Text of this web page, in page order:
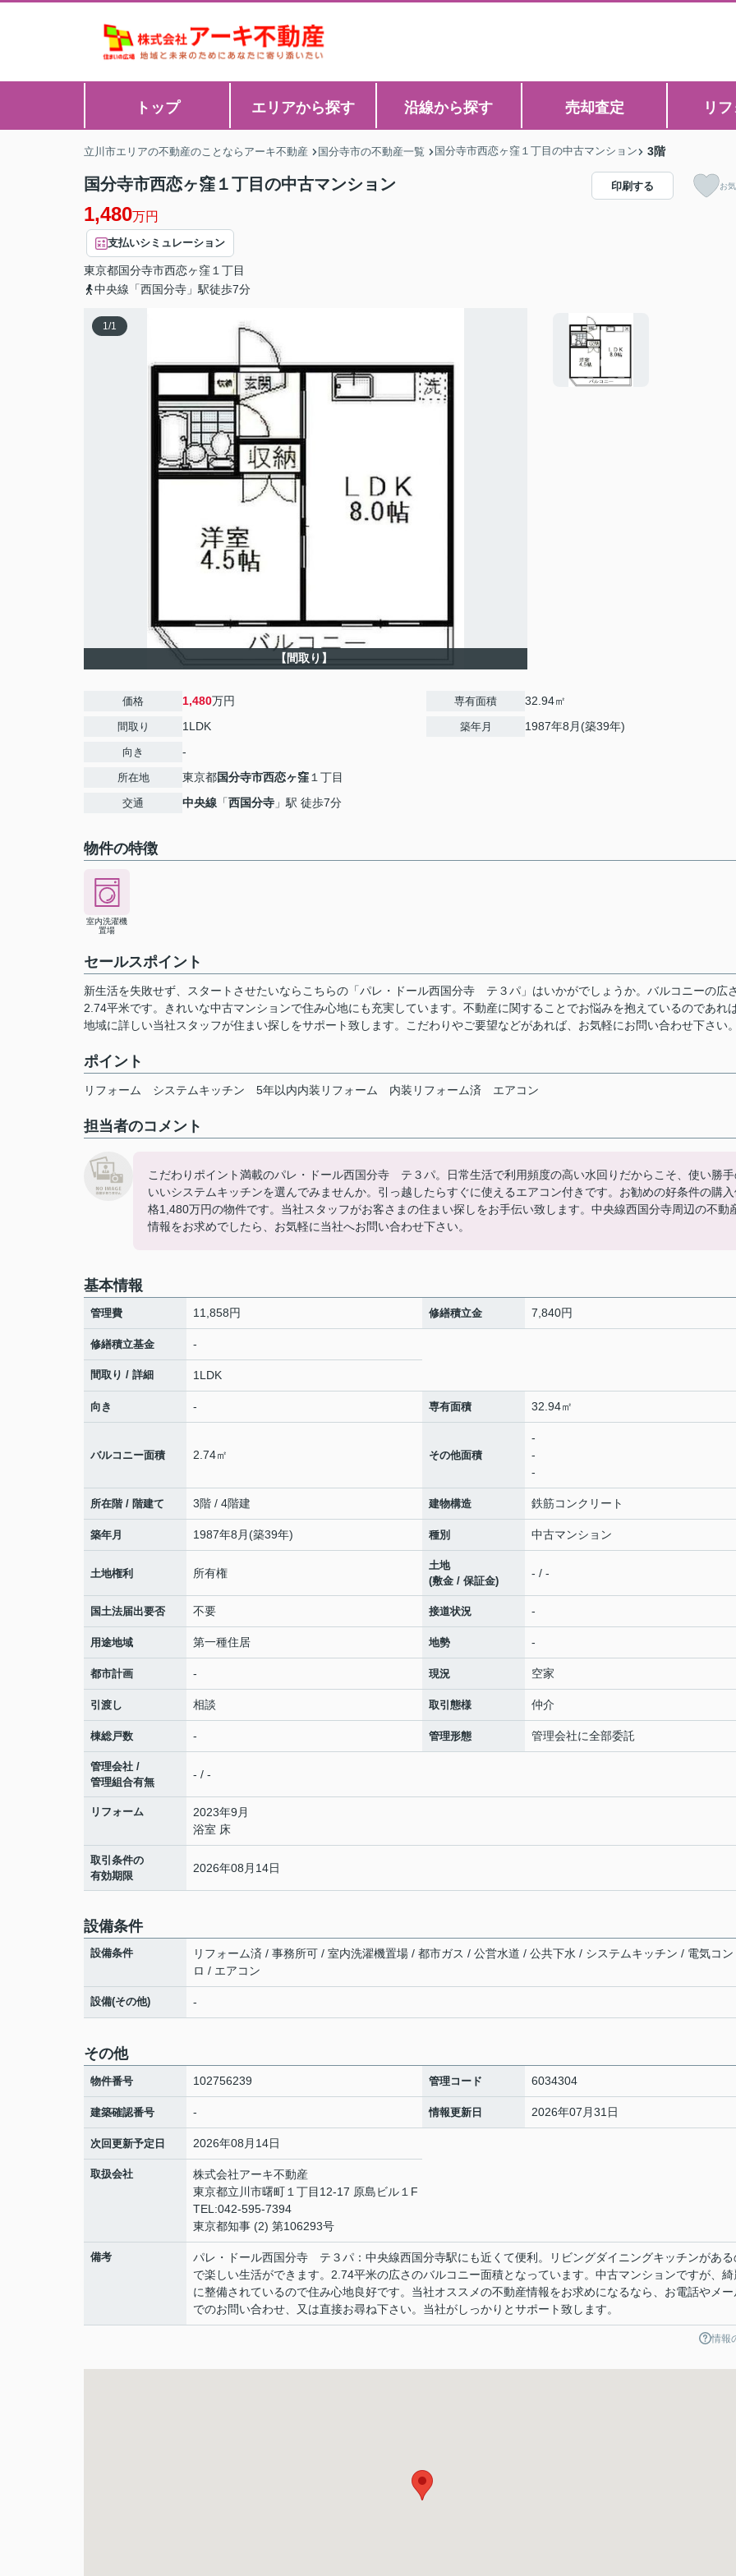
トップ エリアから探す 沿線から探す 売却査定 リ
立川市エリアの不動産のことならアーキ不動産 国分寺市の不動産一覧 国分寺市西恋ヶ窪１丁目の中古マンション 3階
国分寺市西恋ヶ窪１丁目の中古マンション
1,480万円
支払いシミュレーション
東京都国分寺市西恋ヶ窪 １丁目
中央線「西国分寺」駅徒歩7分
印刷する お
1/1
【間取り】
価格 1,480万円
間取り 1LDK
向き -
所在地 東京都国分寺市西恋ヶ窪 １丁目
交通 中央線 「西国分寺 」駅 徒歩7分
専有面積 32.94㎡
築年月 1987年8月(築39年)
物件の特徴
室内洗濯機
置場
セールスポイント
新生活を失敗せず、スタートさせたいならこちらの「パレ・ドール西国分寺 テ３パ」はいかがでしょうか。バルコニーの広
2.74平米です。きれいな中古マンションで住み心地にも充実しています。不動産に関することでお悩みを抱えているのであれば
地域に詳しい当社スタッフが住まい探しをサポート致します。こだわりやご要望などがあれば、お気軽にお問い合わせ下さい。
ポイント
リフォーム システムキッチン 5年以内内装リフォーム 内装リフォーム済 エアコン
担当者のコメント
こだわりポイント満載のパレ・ドール西国分寺 テ３パ。日常生活で利用頻度の高い水回りだからこそ、使い勝
いいシステムキッチンを選んでみませんか。引っ越したらすぐに使えるエアコン付きです。お勧めの好条件の購入
格1,480万円の物件です。当社スタッフがお客さまの住まい探しをお手伝い致します。中央線西国分寺周辺の不動
情報をお求めでしたら、お気軽に当社へお問い合わせ下さい。
基本情報
管理費 11,858円 修繕積立金 7,840円
修繕積立基金 -
間取り / 詳細 1LDK
向き - 専有面積 32.94㎡
バルコニー面積 2.74㎡ その他面積
-
-
-
所在階 / 階建て 3階 / 4階建 建物構造 鉄筋コンクリート
築年月 1987年8月(築39年) 種別 中古マンション
土地権利 所有権
土地
(敷金 / 保証金)
- / -
国土法届出要否 不要 接道状況 -
用途地域 第一種住居 地勢 -
都市計画 - 現況 空家
引渡し 相談 取引態様 仲介
棟総戸数 - 管理形態 管理会社に全部委託
管理会社 /
管理組合有無
- / -
リフォーム
2023年9月
浴室 床
取引条件の
有効期限
2026年08月14日
設備条件
設備条件
リフォーム済 / 事務所可 / 室内洗濯機置場 / 都市ガス / 公営水道 / 公共下水 / システムキッチン / 電気コン
ロ / エアコン
設備(その他) -
その他
物件番号 102756239 管理コード 6034304
建築確認番号 - 情報更新日 2026年07月31日
次回更新予定日 2026年08月14日
取扱会社
株式会社アーキ不動産
東京都立川市曙町１丁目12-17 原島ビル１F
TEL:042-595-7394
東京都知事 (2) 第106293号
備考
パレ・ドール西国分寺 テ３パ：中央線西国分寺駅にも近くて便利。リビングダイニングキッチンがある
で楽しい生活ができます。2.74平米の広さのバルコニー面積となっています。中古マンションですが、綺
に整備されているので住み心地良好です。当社オススメの不動産情報をお求めになるなら、お電話やメー
でのお問い合わせ、又は直接お尋ね下さい。当社がしっかりとサポート致します。
情報